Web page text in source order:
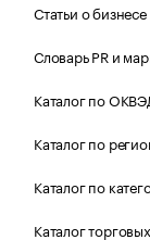
Статьи о бизнесе
Словарь PR и
Каталог по
Каталог по
Каталог по
Каталог